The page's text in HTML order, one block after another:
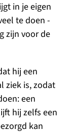
in je eigen
te doen -
zijn voor de
hij een
ziek is, zodat
een
hij zelfs een
kan